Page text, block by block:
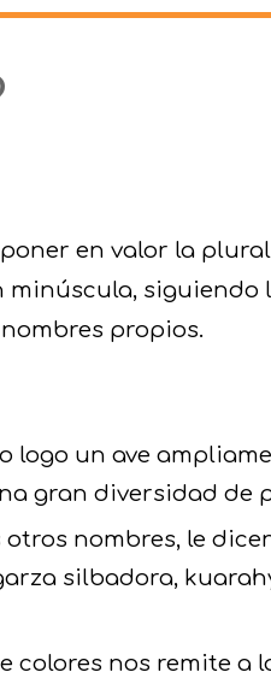
en valor la
minúscula, siguiendo
propios.
logo un ave
gran diversidad de
nombres, le
silbadora,
colores nos remite a